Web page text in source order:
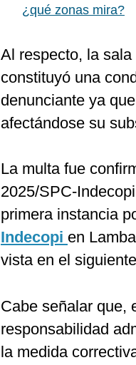
¿qué zonas mira?
Al respecto, la
constituyó una
denunciante ya
afectándose su
La multa fue
2025/SPC-
primera instancia
Indecopi en
vista en el siguiente
Cabe señalar que,
responsabilidad
la medida